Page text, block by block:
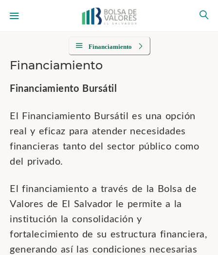
Financiamiento
Financiamiento
Financiamiento Bursátil
El Financiamiento Bursátil es una opción
real y eficaz para atender necesidades
financieras tanto del sector público como
del privado.
El financiamiento a través de la Bolsa de
Valores de El Salvador le permite a la
institución la consolidación y
fortalecimiento de su estructura financiera,
generando así las condiciones necesarias